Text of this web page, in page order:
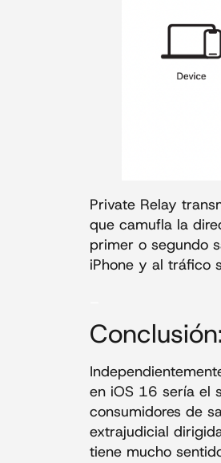
Private Relay
que camufla la
primer o segundo
iPhone y al tráfico
en iOS 16 sería el
consumidores de
extrajudicial
tiene mucho